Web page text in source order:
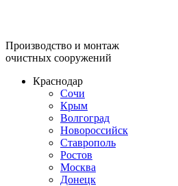
Производство и монтаж
очистных сооружений
Краснодар
Сочи
Крым
Волгоград
Новороссийск
Ставрополь
Ростов
Москва
Донецк